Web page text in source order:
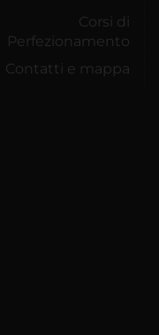
Corsi di
Perfezionamento
Contatti e mappa